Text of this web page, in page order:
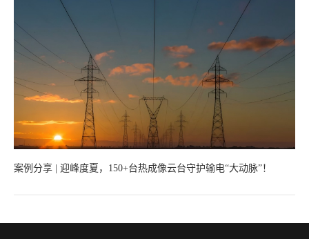
案例分享 | 迎峰度夏，150+台热成像云台守护输电“大动脉”！